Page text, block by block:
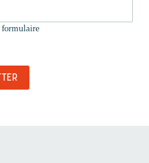
formulaire